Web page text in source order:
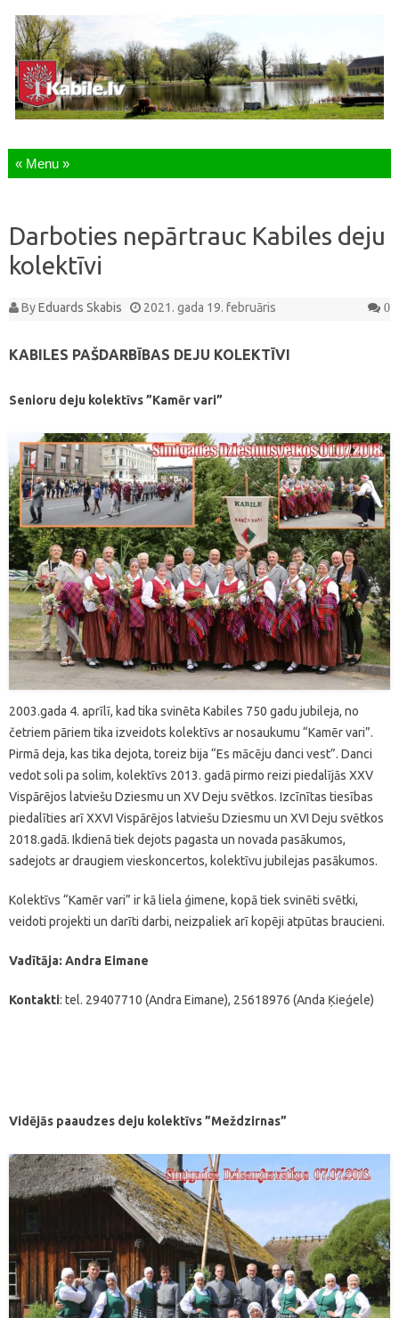
Skip to content
Darboties nepārtrauc Kabiles deju
kolektīvi
ByEduards Skabis 2021. gada 19. februāris 0
KABILES PAŠDARBĪBAS DEJU KOLEKTĪVI
Senioru deju kolektīvs ”Kamēr vari”
2003.gada 4. aprīlī, kad tika svinēta Kabiles 750 gadu jubileja, no
četriem pāriem tika izveidots kolektīvs ar nosaukumu “Kamēr vari”.
Pirmā deja, kas tika dejota, toreiz bija “Es mācēju danci vest”. Danci
vedot soli pa solim, kolektīvs 2013. gadā pirmo reizi piedalījās XXV
Vispārējos latviešu Dziesmu un XV Deju svētkos. Izcīnītas tiesības
piedalīties arī XXVI Vispārējos latviešu Dziesmu un XVI Deju svētkos
2018.gadā. Ikdienā tiek dejots pagasta un novada pasākumos,
sadejots ar draugiem vieskoncertos, kolektīvu jubilejas pasākumos.
Kolektīvs “Kamēr vari” ir kā liela ģimene, kopā tiek svinēti svētki,
veidoti projekti un darīti darbi, neizpaliek arī kopēji atpūtas braucieni.
Vadītāja: Andra Eimane
Kontakti: tel. 29407710 (Andra Eimane), 25618976 (Anda Ķieģele)
Vidējās paaudzes deju kolektīvs ”Meždzirnas”